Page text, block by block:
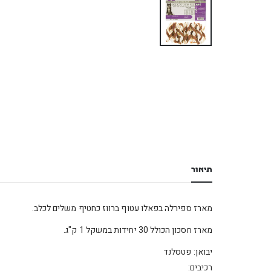
תיאור
מארז ספירלה בפאלו עטוף ברווז כחטיף משלים לכלב.
מארז חסכון הכולל 30 יחידות במשקל 1 ק"ג.
יבואן: פטסלנד
רכיבים: